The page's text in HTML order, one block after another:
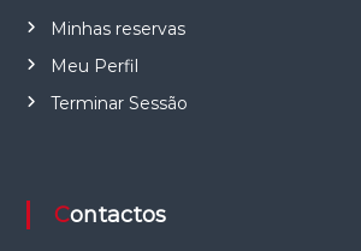
Minhas reservas
Meu Perfil
Terminar Sessão
Contactos